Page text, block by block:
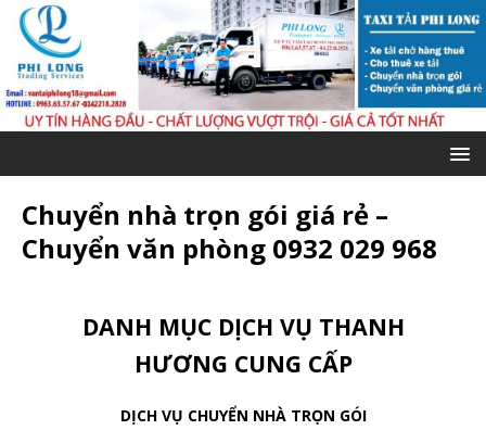
Chuyển nhà trọn gói giá rẻ –
Chuyển văn phòng 0932 029 968
DANH MỤC DỊCH VỤ THANH
HƯƠNG CUNG CẤP
DỊCH VỤ CHUYỂN NHÀ TRỌN GÓI